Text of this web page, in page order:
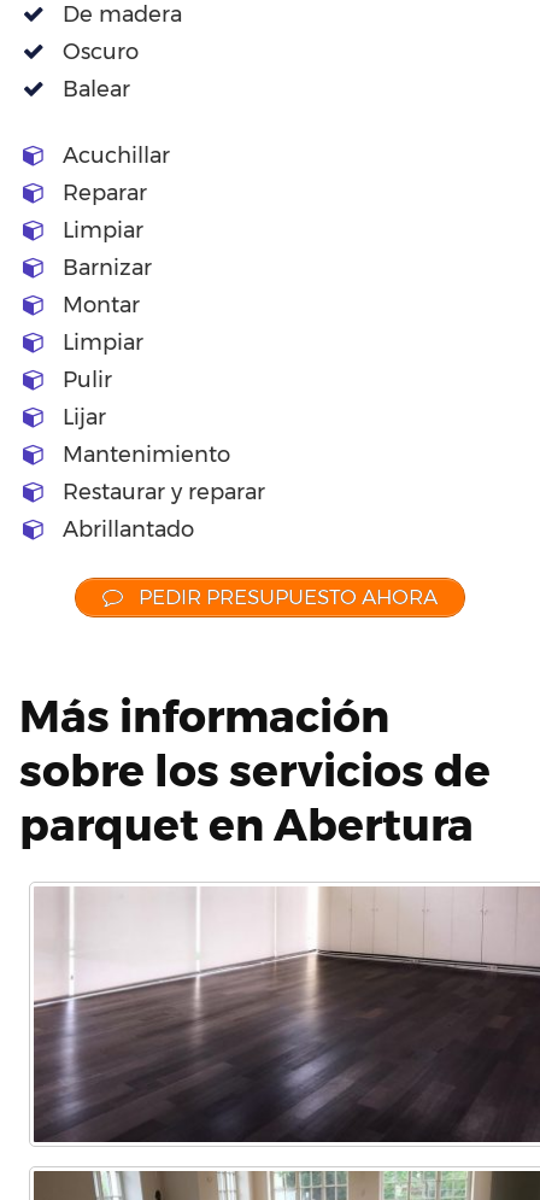
De madera
Oscuro
Balear
Acuchillar
Reparar
Limpiar
Barnizar
Montar
Limpiar
Pulir
Lijar
Mantenimiento
Restaurar y reparar
Abrillantado
PEDIR PRESUPUESTO AHORA
Más información
sobre los servicios de
parquet en Abertura